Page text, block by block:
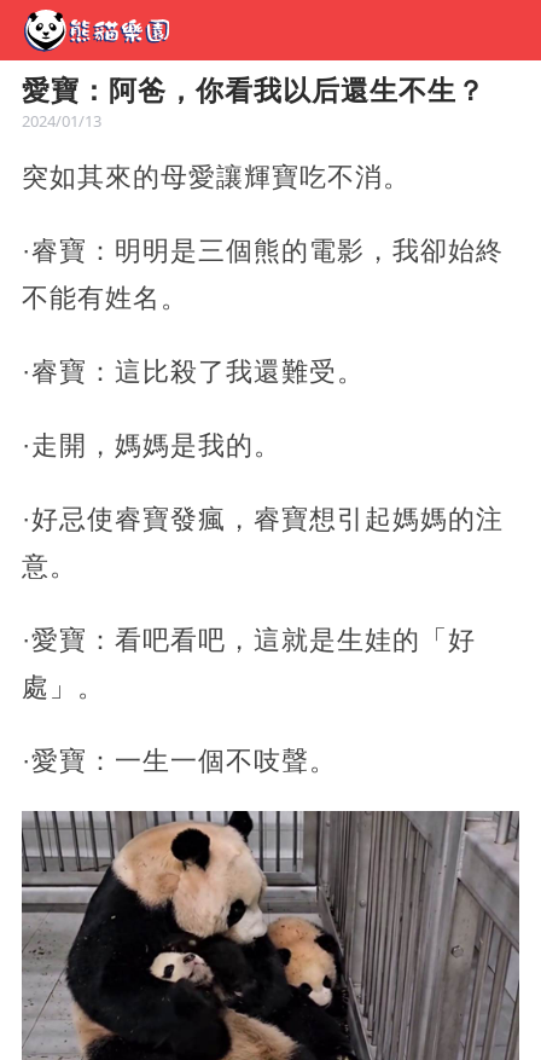
愛寶：阿爸，你看我以后還生不生？
2024/01/13
突如其來的母愛讓輝寶吃不消。
·睿寶：明明是三個熊的電影，我卻始終
不能有姓名。
·睿寶：這比殺了我還難受。
·走開，媽媽是我的。
·好忌使睿寶發瘋，睿寶想引起媽媽的注
意。
·愛寶：看吧看吧，這就是生娃的「好
處」。
·愛寶：一生一個不吱聲。